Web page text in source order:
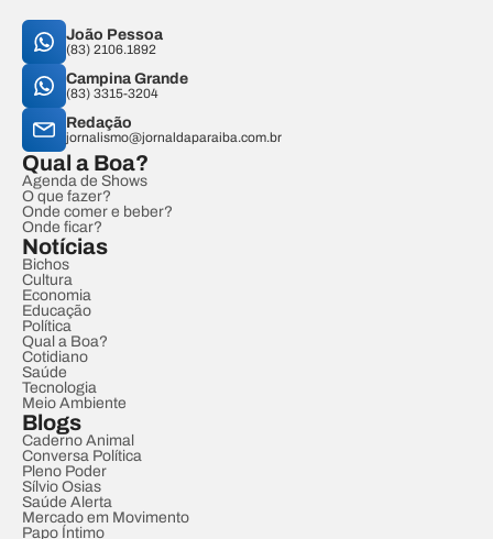
João Pessoa
(83) 2106.1892
Campina Grande
(83) 3315-3204
Redação
jornalismo@jornaldaparaiba.com.br
Qual a Boa?
Agenda de Shows
O que fazer?
Onde comer e beber?
Onde ficar?
Notícias
Bichos
Cultura
Economia
Educação
Política
Qual a Boa?
Cotidiano
Saúde
Tecnologia
Meio Ambiente
Blogs
Caderno Animal
Conversa Política
Pleno Poder
Sílvio Osias
Saúde Alerta
Mercado em Movimento
Papo Íntimo